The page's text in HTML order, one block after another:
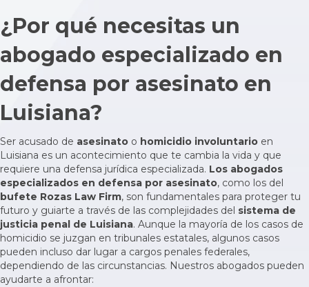
¿Por qué necesitas un
abogado especializado en
defensa por asesinato en
Luisiana?
Ser acusado de asesinato o homicidio involuntario en
Luisiana es un acontecimiento que te cambia la vida y que
requiere una defensa jurídica especializada. Los abogados
especializados en defensa por asesinato, como los del
bufete Rozas Law Firm, son fundamentales para proteger tu
futuro y guiarte a través de las complejidades del sistema de
justicia penal de Luisiana. Aunque la mayoría de los casos de
homicidio se juzgan en tribunales estatales, algunos casos
pueden incluso dar lugar a cargos penales federales,
dependiendo de las circunstancias. Nuestros abogados pueden
ayudarte a afrontar: